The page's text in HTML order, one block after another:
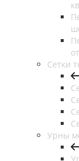
Сетки
Урны